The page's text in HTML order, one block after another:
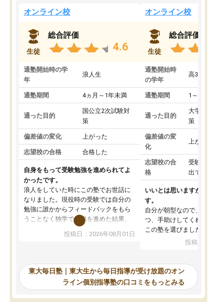
オンライン校
生徒
総合評価
4.6
通塾開始時の学
年
浪人生
通塾期間 4ヵ月～1年未満
通った目的
国公立2次試験対
策
偏差値の変化 上がった
志望校の合格 合格した
自身をもって受験勉強を進められてよ
かったです。
浪人をしていた時にこの塾でお世話に
なりました。現役時の受験では自分の
勉強に誰かからフィードバックをもら
うことなく独学で勉強を進めた結果、
入試本番に地歴の学習が間に合わず不
合格となってしまいました。その経験
東大毎日塾にたどり着きました。学習
の長期計画や日々の勉強のやり方につ
いて客観的なアドバイスをいただけた
ので、自信をもって受験勉強を進める
投稿日：2026年08月01日
オンライン校
生徒
総合評価
通塾開始時
の学年
高3
通塾期間 1～3ヵ月
通った目的
大学入学
策
偏差値の変
化
上がった
志望校の合
格
受験して
出ていな
いいとは思いますが、料
す。
自分が朝型なので、自習
つ、手助けしてくれる設
この塾を選びました。
投稿日：
東大毎日塾｜東大生から毎日指導が受け放題のオン
ライン個別指導塾の口コミをもっとみる